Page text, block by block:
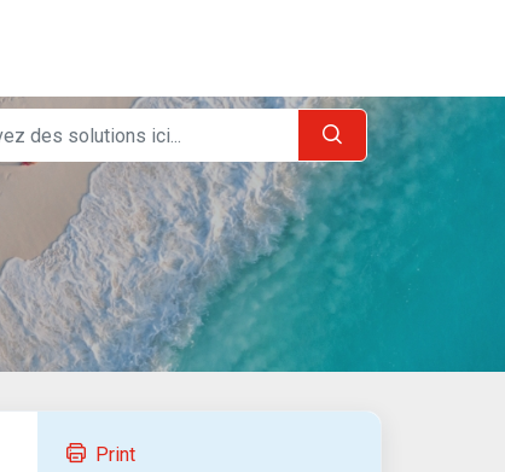
Print